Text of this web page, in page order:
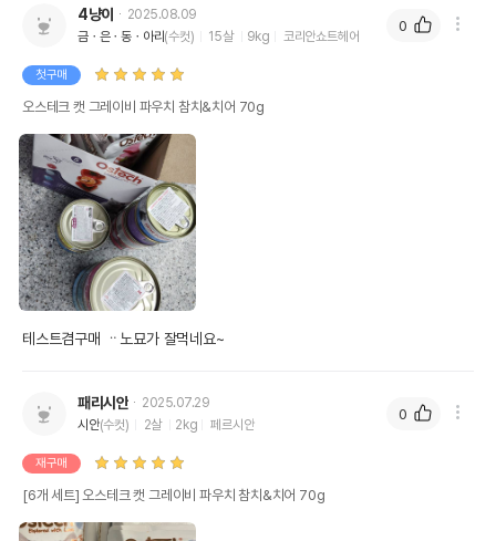
4냥이
2025.08.09
금ㆍ은ㆍ동ㆍ아리 (수컷) 15살 9kg 코리안쇼트헤어
첫구매
오스테크 캣 그레이비 파우치 참치&치어 70g
테스트겸구매 ᆢ노묘가 잘먹네요~
0
패리시안
2025.07.29
시안(수컷) 2살 2kg 페르시안
재구매
[6개 세트] 오스테크 캣 그레이비 파우치 참치&치어 70g
0